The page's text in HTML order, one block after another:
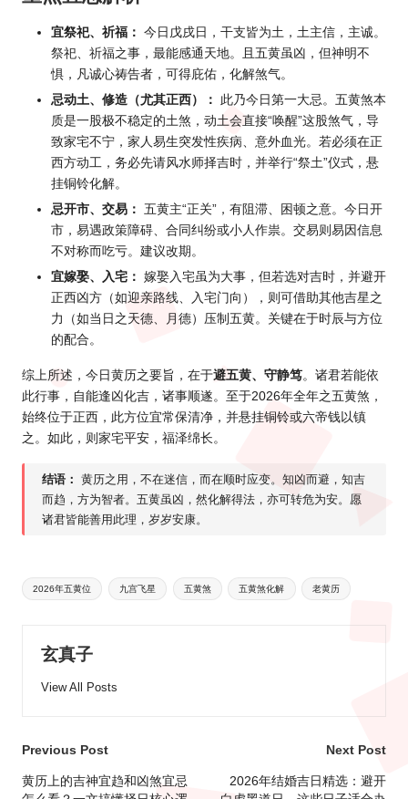
宜祭祀、祈福： 今日戊戌日，干支皆为土，土主信，主诚。
祭祀、祈福之事，最能感通天地。且五黄虽凶，但神明不
惧，凡诚心祷告者，可得庇佑，化解煞气。
忌动土、修造（尤其正西）：
此乃今日第一大忌。五黄煞本
质是一股极不稳定的土煞，动土会直接“唤醒”这股煞气，导
致家宅不宁，家人易生突发性疾病、意外血光。若必须在正
西方动工，务必先请风水师择吉时，并举行“祭土”仪式，悬
挂铜铃化解。
忌开市、交易： 五黄主“正关”，有阻滞、困顿之意。今日开
市，易遇政策障碍、合同纠纷或小人作祟。交易则易因信息
不对称而吃亏。建议改期。
宜嫁娶、入宅： 嫁娶入宅虽为大事，但若选对吉时，并避开
正西凶方（如迎亲路线、入宅门向），则可借助其他吉星之
力（如当日之天德、月德）压制五黄。关键在于时辰与方位
的配合。
综上所述，今日黄历之要旨，在于避五黄、守静笃。诸君若能依
此行事，自能逢凶化吉，诸事顺遂。至于2026年全年之五黄煞，
始终位于正西，此方位宜常保清净，并悬挂铜铃或六帝钱以镇
之。如此，则家宅平安，福泽绵长。
结语： 黄历之用，不在迷信，而在顺时应变。知凶而避，知吉
而趋，方为智者。五黄虽凶，然化解得法，亦可转危为安。愿
诸君皆能善用此理，岁岁安康。
Tags:
2026年五黄位 九宫飞星 五黄煞 五黄煞化解 老黄历
玄真子
View All Posts
Post
navigation
Previous Post
黄历上的吉神宜趋和凶煞宜忌
Next Post
2026年结婚吉日精选：避开